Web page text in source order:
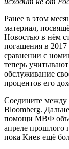
Ранее в этом
материал,
Новостью в нём
погашения в 2017
сравнении с
теперь
обслуживание
процентов его
Соедините между
Bloomberg.
помощи МВФ
апреле прошлого
пока Киев ещё